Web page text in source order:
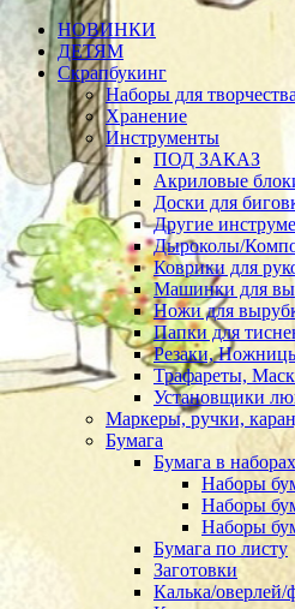
НОВИНКИ
ДЕТЯМ
Скрапбукинг
Наборы для творчества
Хранение
Инструменты
ПОД ЗАКАЗ
Акриловые
Доски для
Другие
Дыроколы/
Коврики для
Машинки для
Ножи для
Папки для
Резаки,
Трафареты,
Установщики
Маркеры, ручки,
Бумага
Бумага в наборах
Наборы
Наборы
Наборы
Бумага по листу
Заготовки
Калька/оверлей/